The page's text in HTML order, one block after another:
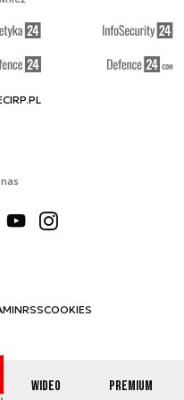
Wideo Premium
RSSCOOKIES